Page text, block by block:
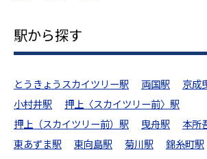
駅から探す
とうきょうスカイツリー駅 両国駅 京成
小村井駅
押上〈スカイツリー前〉駅
押上（スカイツリー前）駅
曳舟駅
本所
東あずま駅
東向島駅 菊川駅 錦糸町駅